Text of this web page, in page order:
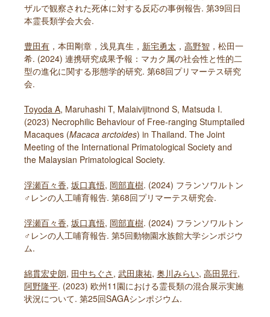
ザルで観察された死体に対する反応の事例報告. 第39回日
本霊長類学会大会.
豊田有 ，本田剛章，浅見真生， 新宅勇太 ， 高野智 ，松田一
希. (2024) 連携研究成果予報：マカク属の社会性と性的二
型の進化に関する形態学的研究. 第68回プリマーテス研究
会.
Toyoda A, Maruhashi T, Malaivijitnond S, Matsuda I.
(2023) Necrophilic Behaviour of Free-ranging Stumptailed
Macaques (Macaca arctoides) in Thailand. The Joint
Meeting of the International Primatological Society and
the Malaysian Primatological Society.
浮瀬百々香, 坂口真悟, 岡部直樹. (2024) フランソワルトン
♂レンの人工哺育報告. 第68回プリマーテス研究会.
浮瀬百々香, 坂口真悟, 岡部直樹. (2024) フランソワルトン
♂レンの人工哺育報告. 第5回動物園水族館大学シンポジウ
ム.
綿貫宏史朗, 田中ちぐさ , 武田康祐, 奥川みらい, 高田晃行,
阿野隆平. (2023) 欧州11園における霊長類の混合展示実施
状況について. 第25回SAGAシンポジウム.